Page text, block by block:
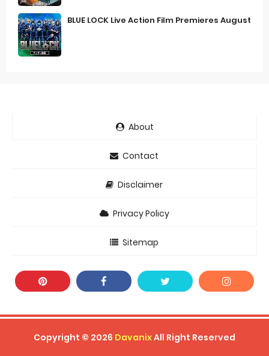
BLUE LOCK Live Action Film Premieres August
About
Contact
Disclaimer
Privacy Policy
Sitemap
Copyright © 2026 DavanixAll Right Reserved